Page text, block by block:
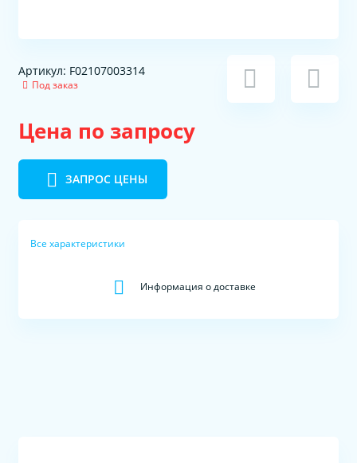
Артикул: F02107003314
Под заказ
Цена по запросу
ЗАПРОС ЦЕНЫ
Все характеристики
Информация о доставке